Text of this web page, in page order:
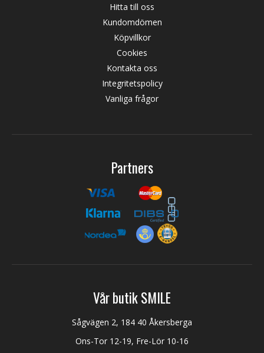
Hitta till oss
Kundomdömen
Köpvillkor
Cookies
Kontakta oss
Integritetspolicy
Vanliga frågor
Partners
Vår butik SMILE
Sågvägen 2, 184 40 Åkersberga
Ons-Tor 12-19, Fre-Lör 10-16